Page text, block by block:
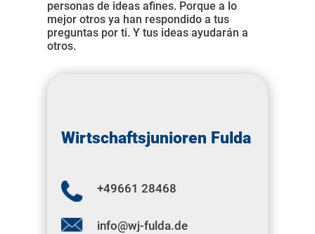
personas de ideas afines. Porque a lo
mejor otros ya han respondido a tus
preguntas por ti. Y tus ideas ayudarán a
otros.
Wirtschaftsjunioren Fulda
+49661 28468
info@wj-fulda.de